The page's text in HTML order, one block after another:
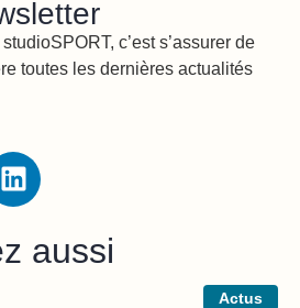
c’est s’assurer de
toutes les dernières actualités
aussi
Actus